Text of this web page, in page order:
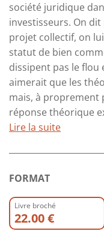
société juridique
investisseurs. On
projet collectif, on
statut de bien
dissipent pas le flou
aimerait que les
mais, à proprement
réponse théorique
Lire la suite
FORMAT
Livre broché
22.00 €